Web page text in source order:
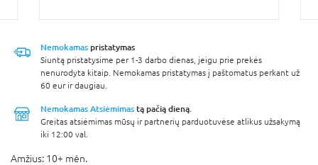
Nemokamas pristatymas
Siuntą pristatysime per 1-3 darbo dienas, jeigu prie prekės
nenurodyta kitaip. Nemokamas pristatymas į paštomatus perkant už
60 eur ir daugiau.
Nemokamas Atsiėmimas tą pačią dieną.
Greitas atsiėmimas mūsų ir partnerių parduotuvėse atlikus užsakymą
iki 12:00 val.
Amžius: 10+ mėn.